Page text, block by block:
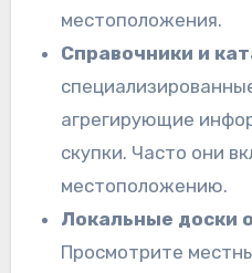
местоположения.
Справочники и
агрегирующие
скупки. Часто они
местоположению.
Локальные доски
Просмотрите